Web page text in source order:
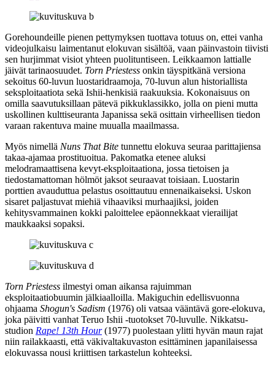
Gorehoundeille pienen pettymyksen tuottava totuus on, ettei vanha
videojulkaisu laimentanut elokuvan sisältöä, vaan päinvastoin tiivisti
sen hurjimmat visiot yhteen puolituntiseen. Leikkaamon lattialle
jäivät tarinaosuudet. Torn Priestess onkin täyspitkänä versiona
sekoitus 60‑luvun luostaridraamoja, 70‑luvun alun historiallista
seksploitaatiota sekä Ishii-henkisiä raakuuksia. Kokonaisuus on
omilla saavutuksillaan pätevä pikkuklassikko, jolla on pieni mutta
uskollinen kulttiseuranta Japanissa sekä osittain virheellisen tiedon
varaan rakentuva maine muualla maailmassa.
Myös nimellä Nuns That Bite tunnettu elokuva seuraa parittajiensa
takaa-ajamaa prostituoitua. Pakomatka etenee aluksi
melodramaattisena kevyt-eksploitaationa, jossa tietoisen ja
tiedostamattoman hölmöt jaksot seuraavat toisiaan. Luostarin
porttien avauduttua pelastus osoittautuu ennenaikaiseksi. Uskon
sisaret paljastuvat miehiä vihaaviksi murhaajiksi, joiden
kehitysvammainen kokki paloittelee epäonnekkaat vierailijat
maukkaaksi sopaksi.
Torn Priestess ilmestyi oman aikansa rajuimman
eksploitaatiobuumin jälkiaalloilla. Makiguchin edellisvuonna
ohjaama Shogun's Sadism (1976) oli vatsaa vääntävä gore-elokuva,
joka päivitti vanhat Teruo Ishii ‑tuotokset 70‑luvulle. Nikkatsu-
studion Rape! 13th Hour(1977) puolestaan ylitti hyvän maun rajat
niin railakkaasti, että väkivaltakuvaston esittäminen japanilaisessa
elokuvassa nousi kriittisen tarkastelun kohteeksi.